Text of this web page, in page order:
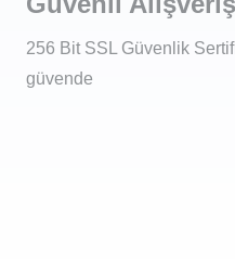
256 Bit SSL Güvenlik
güvende